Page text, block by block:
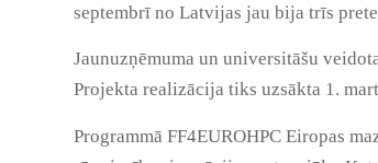
septembrī no Latvijas jau bija trīs
Jaunuzņēmuma un universitāšu
Projekta realizācija tiks uzsākta 1.
Programmā FF4EUROHPC Eiropas